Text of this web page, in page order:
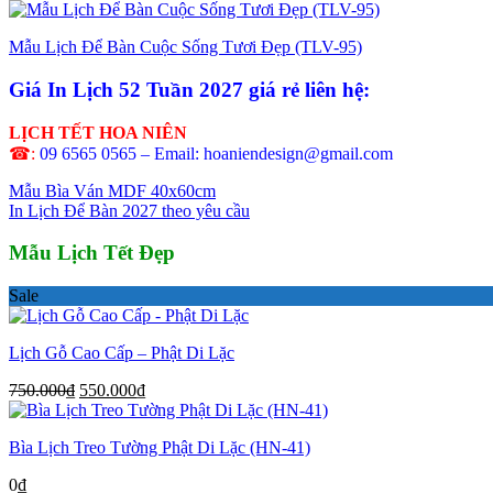
Mẫu Lịch Để Bàn Cuộc Sống Tươi Đẹp (TLV-95)
Giá In Lịch 52 Tuần 2027 giá rẻ liên hệ:
LỊCH TẾT HOA NIÊN
☎: 09 6565 0565 – Email: hoaniendesign@gmail.com
Mẫu Bìa Ván MDF 40x60cm
In Lịch Để Bàn 2027 theo yêu cầu
Mẫu Lịch Tết Đẹp
Sale
Lịch Gỗ Cao Cấp – Phật Di Lặc
750.000₫ Giá
gốc
750.000₫.
550.000₫Giá
hiện
là:
Bìa Lịch Treo Tường Phật Di Lặc (HN-41)
0₫